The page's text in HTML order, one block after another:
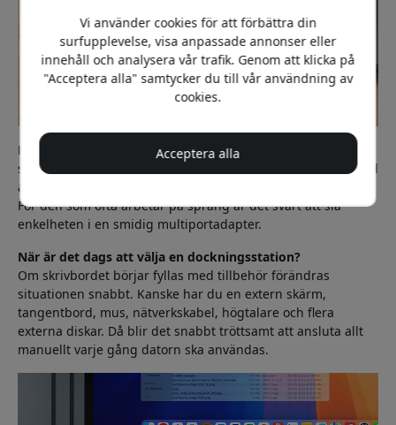
Det är också här den portabla hubben verkligen kommer till
sin rätt. Den får plats i väskan, väger väldigt lite och är enkel
att ta med mellan hemmet, kontoret och föreläsningssalen.
För den som ofta arbetar på språng är det svårt att slå
enkelheten i en smidig multiportadapter.
När är det dags att välja en dockningsstation?
Om skrivbordet börjar fyllas med tillbehör förändras
situationen snabbt. Kanske har du en extern skärm,
tangentbord, mus, nätverkskabel, högtalare och flera
externa diskar. Då blir det snabbt tröttsamt att ansluta allt
manuellt varje gång datorn ska användas.
Vi använder cookies för att förbättra din
surfupplevelse, visa anpassade annonser eller
innehåll och analysera vår trafik. Genom att klicka på
"Acceptera alla" samtycker du till vår användning av
cookies.
Acceptera alla